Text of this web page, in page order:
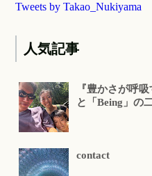
Tweets by Takao_Nukiyama
人気記事
『豊かさが呼
と「Being」の
contact